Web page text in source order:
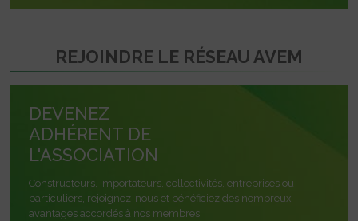
REJOINDRE LE RÉSEAU AVEM
DEVENEZ
ADHÉRENT DE
L'ASSOCIATION
Constructeurs, importateurs, collectivités, entreprises ou
particuliers, rejoignez-nous et bénéficiez des nombreux
avantages accordés à nos membres.